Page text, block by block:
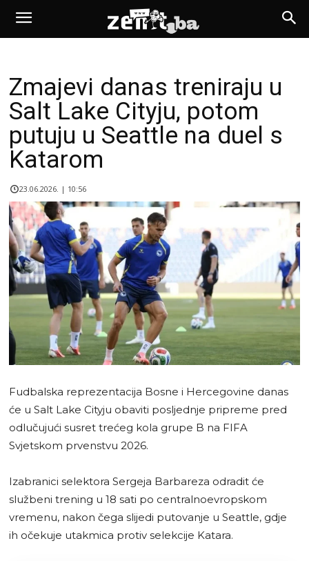
Zmajevi danas treniraju u
Salt Lake Cityju, potom
putuju u Seattle na duel s
Katarom
23.06.2026. | 10:56
Fudbalska reprezentacija Bosne i Hercegovine danas
će u Salt Lake Cityju obaviti posljednje pripreme pred
odlučujući susret trećeg kola grupe B na FIFA
Svjetskom prvenstvu 2026.
Izabranici selektora Sergeja Barbareza odradit će
službeni trening u 18 sati po centralnoevropskom
vremenu, nakon čega slijedi putovanje u Seattle, gdje
ih očekuje utakmica protiv selekcije Katara.